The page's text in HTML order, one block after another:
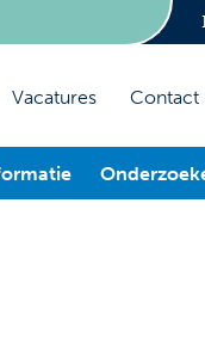
Vacatures Contact